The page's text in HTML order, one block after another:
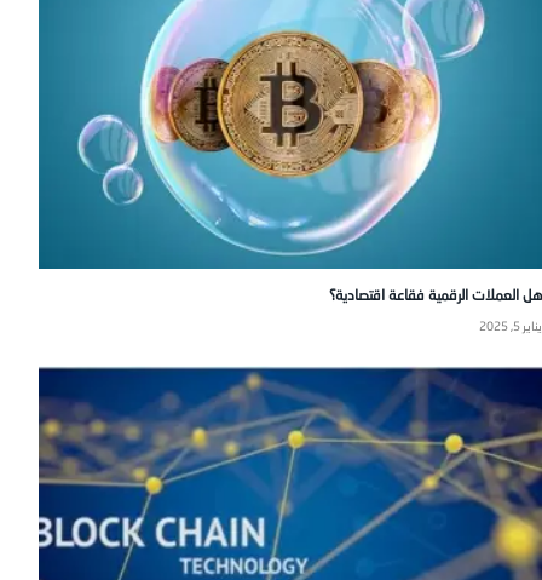
هل العملات الرقمية فقاعة اقتصادية؟
يناير 5, 2025